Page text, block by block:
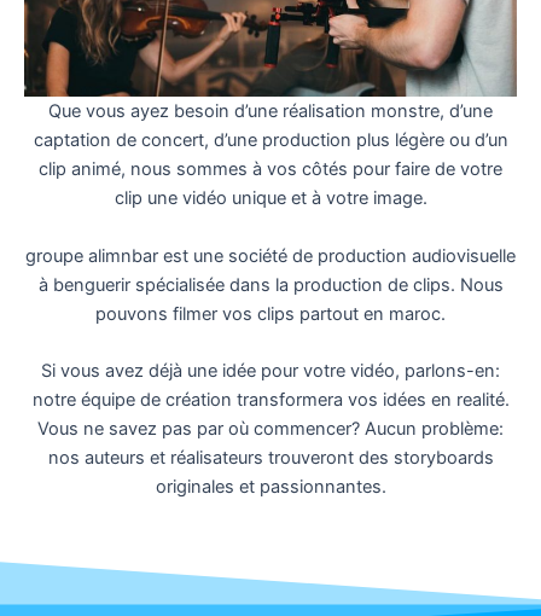
Que vous ayez besoin d’une réalisation monstre, d’une
captation de concert, d’une production plus légère ou d’un
clip animé, nous sommes à vos côtés pour faire de votre
clip une vidéo unique et à votre image.
groupe alimnbar est une société de production audiovisuelle
à benguerir spécialisée dans la production de clips. Nous
pouvons filmer vos clips partout en maroc.
Si vous avez déjà une idée pour votre vidéo, parlons-en:
notre équipe de création transformera vos idées en realité.
Vous ne savez pas par où commencer? Aucun problème:
nos auteurs et réalisateurs trouveront des storyboards
originales et passionnantes.